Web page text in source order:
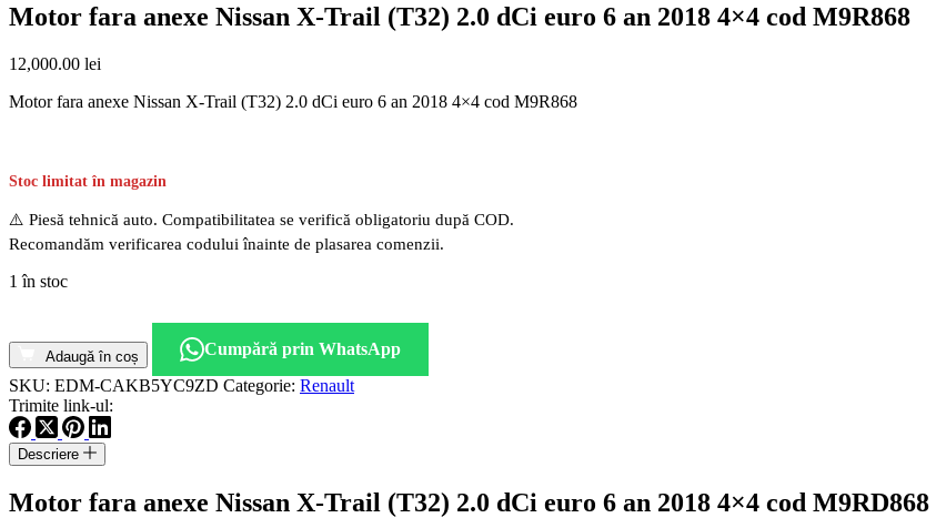
Motor fara anexe Nissan X-Trail (T32) 2.0 dCi euro 6 an 2018 4×4 cod M9R868
12,000.00 lei
Motor fara anexe Nissan X-Trail (T32) 2.0 dCi euro 6 an 2018 4×4 cod M9R868
Stoc limitat în magazin
⚠️ Piesă tehnică auto. Compatibilitatea se verifică obligatoriu după COD.
Recomandăm verificarea codului înainte de plasarea comenzii.
1 în stoc
Motor
anexe
Nissan
X-
Trail
(T32)
dCi
euro
Adaugă în coș
Cumpără prin WhatsApp
SKU: EDM-CAKB5YC9ZD Categorie: Renault
Trimite link-ul:
Descriere
Motor fara anexe Nissan X-Trail (T32) 2.0 dCi euro 6 an 2018 4×4 cod M9RD868